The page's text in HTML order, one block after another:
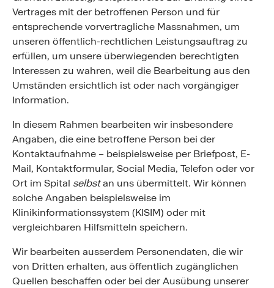
Vertrages mit der betroffenen Person und für
entsprechende vorvertragliche Massnahmen, um
unseren öffentlich-rechtlichen Leistungsauftrag zu
erfüllen, um unsere überwiegenden berechtigten
Interessen zu wahren, weil die Bearbeitung aus den
Umständen ersichtlich ist oder nach vorgängiger
Information.
In diesem Rahmen bearbeiten wir insbesondere
Angaben, die eine betroffene Person bei der
Kontaktaufnahme – beispielsweise per Briefpost, E-
Mail, Kontaktformular, Social Media, Telefon oder vor
Ort im Spital selbstan uns übermittelt. Wir können
solche Angaben beispielsweise im
Klinikinformationssystem (KISIM) oder mit
vergleichbaren Hilfsmitteln speichern.
Wir bearbeiten ausserdem Personendaten, die wir
von Dritten erhalten, aus öffentlich zugänglichen
Quellen beschaffen oder bei der Ausübung unserer